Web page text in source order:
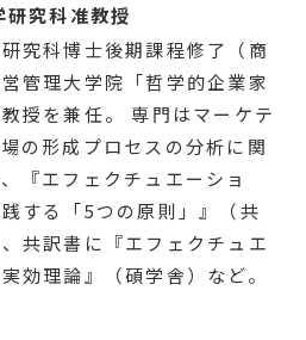
究科准教授
究科博士後期課程修了（商
管理大学院「哲学的企業家
授を兼任。 専門はマーケテ
の形成プロセスの分析に関
『エフェクチュエーショ
する「5つの原則」』（共
共訳書に『エフェクチュエ
効理論』（碩学舎）など。